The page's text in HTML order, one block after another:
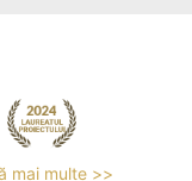
mai multe >>